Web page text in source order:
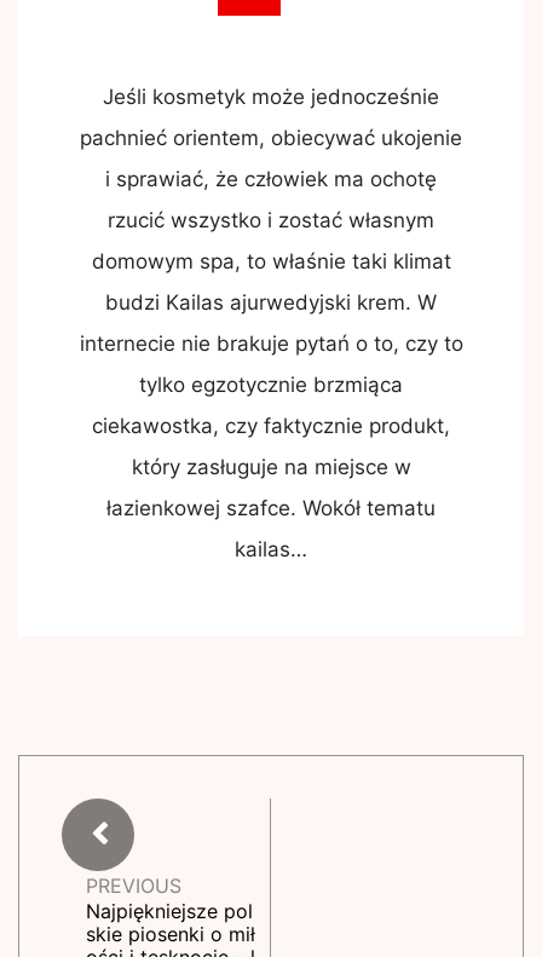
Jeśli kosmetyk może jednocześnie
pachnieć orientem, obiecywać ukojenie
i sprawiać, że człowiek ma ochotę
rzucić wszystko i zostać własnym
domowym spa, to właśnie taki klimat
budzi Kailas ajurwedyjski krem. W
internecie nie brakuje pytań o to, czy to
tylko egzotycznie brzmiąca
ciekawostka, czy faktycznie produkt,
który zasługuje na miejsce w
łazienkowej szafce. Wokół tematu
kailas…
PREVIOUS
Najpiękniejsze pol
skie piosenki o mił